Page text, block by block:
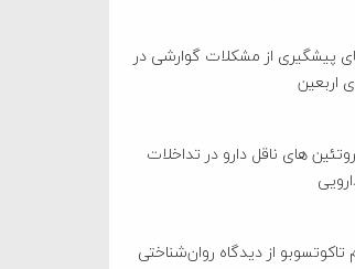
پیشگیری از مشکلات گوارشی در
اربعین
های ناقل دارو در تداخلات
از دیدگاه روان‌شناختی